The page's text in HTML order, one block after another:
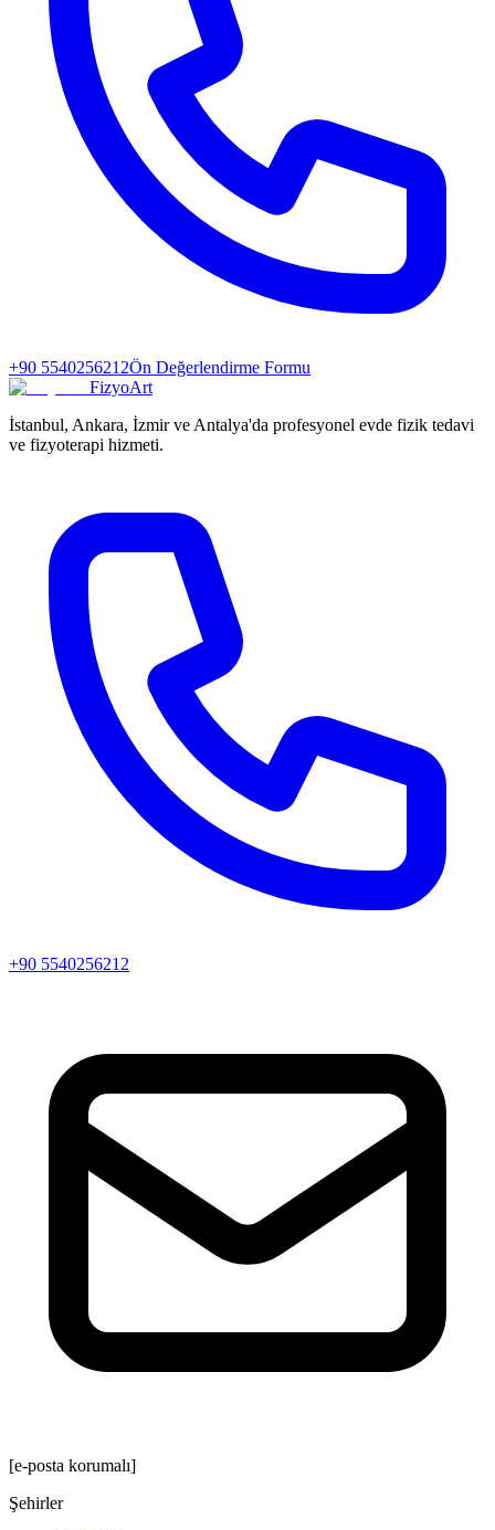
+90 5540256212Ön Değerlendirme Formu
FizyoArt
İstanbul, Ankara, İzmir ve Antalya'da profesyonel evde fizik tedavi
ve fizyoterapi hizmeti.
+90 5540256212
[e-posta korumalı]
Şehirler